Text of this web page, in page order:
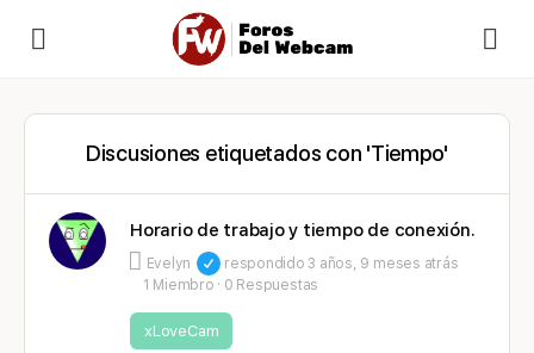
Discusiones etiquetados con 'Tiempo'
Horario de trabajo y tiempo de conexión.
Evelyn respondido3 años, 9 meses atrás
1 Miembro · 0 Respuestas
xLoveCam